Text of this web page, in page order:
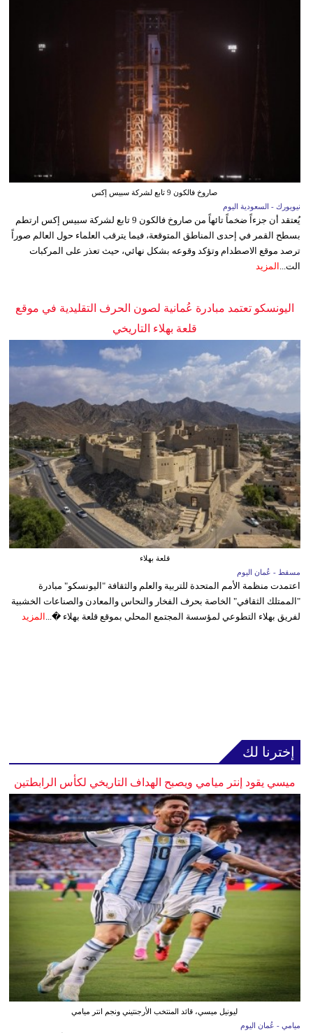
صاروخ فالكون 9 تابع لشركة سبيس إكس
نيويورك - السعودية اليوم
يُعتقد أن جزءاً ضخماً تائهاً من صاروخ فالكون 9 تابع لشركة سبيس إكس ارتطم
بسطح القمر في إحدى المناطق المتوقعة، فيما يترقب العلماء حول العالم صوراً
ترصد موقع الاصطدام وتؤكد وقوعه بشكل نهائي، حيث تعذر على المركبات
الت...
المزيد
اليونسكو تعتمد مبادرة عُمانية لصون الحرف التقليدية في موقع
قلعة بهلاء التاريخي
قلعة بهلاء
مسقط - عُمان اليوم
اعتمدت منظمة الأمم المتحدة للتربية والعلم والثقافة "اليونسكو" مبادرة
"الممتلك الثقافي" الخاصة بحرف الفخار والنحاس والمعادن والصناعات الخشبية
لفريق بهلاء التطوعي لمؤسسة المجتمع المحلي بموقع قلعة بهلاء �... المزيد
إخترنا لك
ميسي يقود إنتر ميامي ويصبح الهداف التاريخي لكأس الرابطتين
ليونيل ميسي، قائد المنتخب الأرجنتيني ونجم انتر ميامي
ميامي - عُمان اليوم